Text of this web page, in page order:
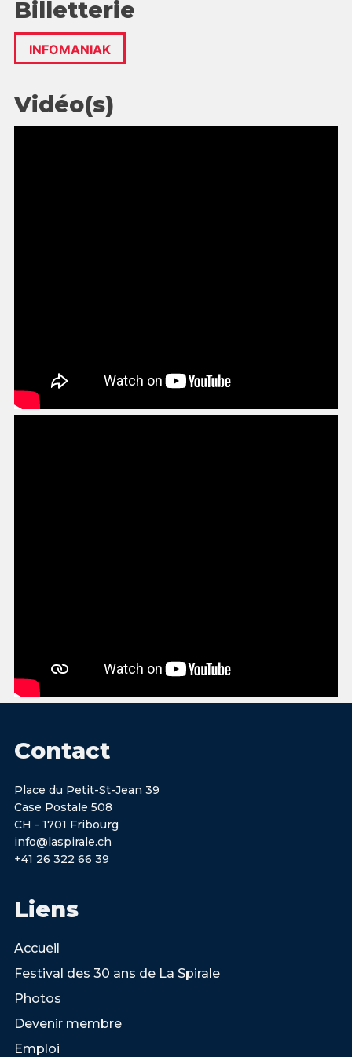
Billetterie
INFOMANIAK
Vidéo(s)
Contact
Place du Petit-St-Jean 39
Case Postale 508
CH - 1701 Fribourg
info@laspirale.ch
+41 26 322 66 39
Liens
Accueil
Festival des 30 ans de La Spirale
Photos
Devenir membre
Emploi